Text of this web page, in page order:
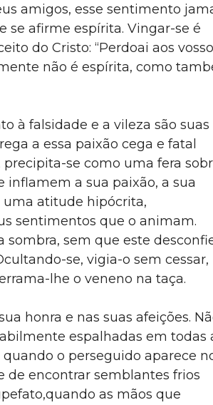
amigos, esse sentimento
se afirme espírita. Vingar-se é
do Cristo: “Perdoai aos
não é espírita, como
à falsidade e a vileza são suas
a essa paixão cega e fatal
se como uma fera
inflamem a sua paixão, a sua
uma atitude hipócrita,
sentimentos que o animam.
sem que este
se, vigia-o sem cessar,
lhe o veneno na taça.
honra e nas suas afeições.
espalhadas em todas
o perseguido aparece
de encontrar semblantes frios
as mãos que